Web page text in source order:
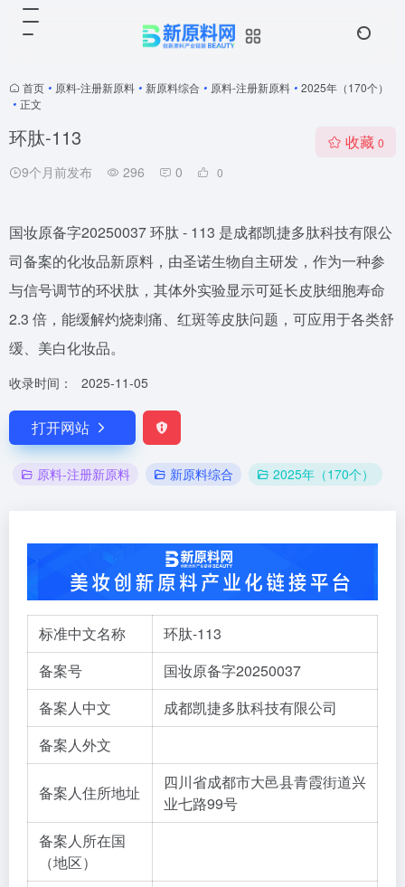
首页 • 原料-注册新原料 • 新原料综合 • 原料-注册新原料 • 2025年（170个）
• 正文
环肽-113
9个月前发布 296 0 0
收藏 0
国妆原备字20250037 环肽 - 113 是成都凯捷多肽科技有限公
司备案的化妆品新原料，由圣诺生物自主研发，作为一种参
与信号调节的环状肽，其体外实验显示可延长皮肤细胞寿命
2.3 倍，能缓解灼烧刺痛、红斑等皮肤问题，可应用于各类舒
缓、美白化妆品。
收录时间： 2025-11-05
打开网站
原料-注册新原料 新原料综合 2025年（170个）
标准中文名称
环肽-113
备案号
国妆原备字20250037
备案人中文
成都凯捷多肽科技有限公司
备案人外文
备案人住所地址
四川省成都市大邑县青霞街道兴
业七路99号
备案人所在国
（地区）